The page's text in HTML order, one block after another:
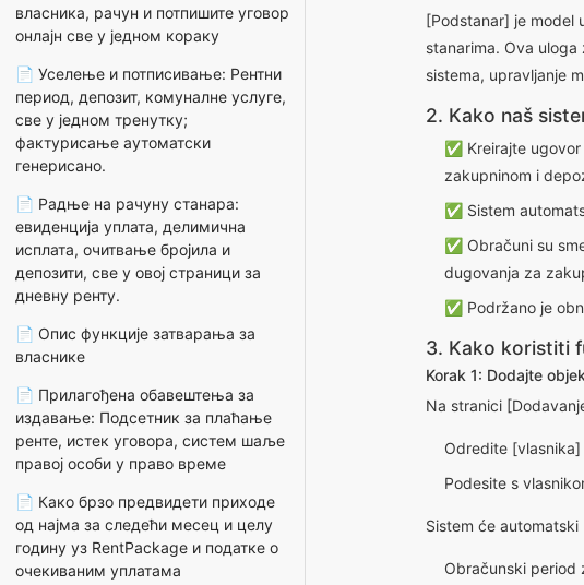
власника, рачун и потпишите уговор
онлајн све у једном кораку
📄 Уселење и потписивање: Рентни
период, депозит, комуналне услуге,
све у једном тренутку;
фактурисање аутоматски
генерисано.
📄 Радње на рачуну станара:
евиденција уплата, делимична
исплата, очитвање бројила и
депозити, све у овој страници за
дневну ренту.
📄 Опис функције затварања за
власнике
📄 Прилагођена обавештења за
издавање: Подсетник за плаћање
ренте, истек уговора, систем шаље
правој особи у право време
📄 Како брзо предвидети приходе
од најма за следећи месец и целу
годину уз RentPackage и податке о
очекиваним уплатама
[Podstanar] je model
stanarima. Ova
sistema, upravljanje
2. Kako naš
✅ Kreirajte
zakupninom i
✅ Sistem
✅ Obračuni su
dugovanja za
✅ Podržano je
3. Kako koristiti
Korak 1: Dodajte
Na stranici
Odredite
Podesite s
Sistem će automatski
Obračunski period